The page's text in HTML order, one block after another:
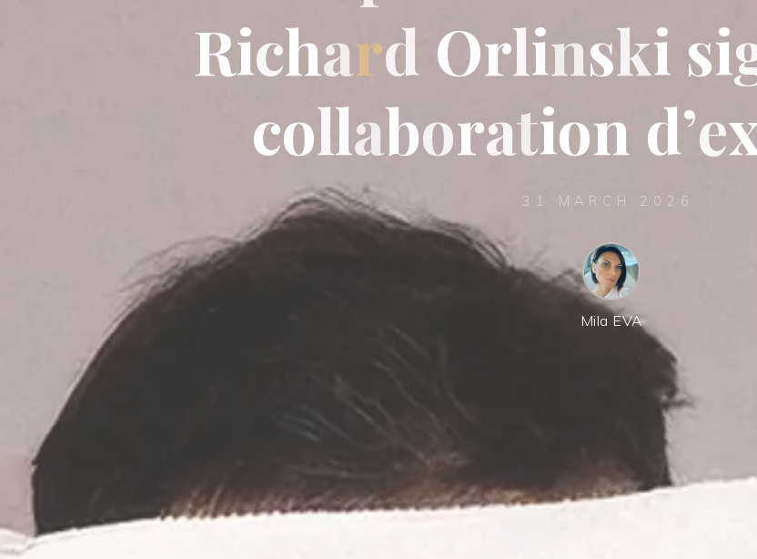
Richard Orlinski si
collaboration d’e
31 MARCH 2026
Mila EVA